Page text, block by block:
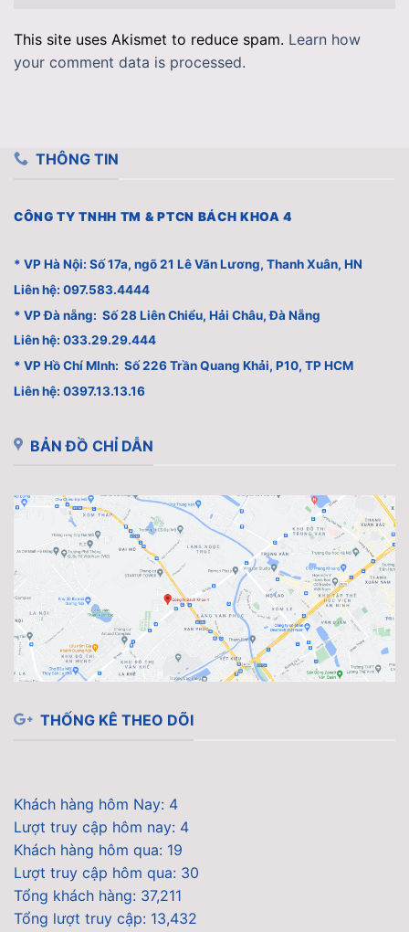
This site uses Akismet to reduce spam. Learn how
your comment data is processed.
THÔNG TIN
CÔNG TY TNHH TM & PTCN BÁCH KHOA 4
* VP Hà Nội: Số 17a, ngõ 21 Lê Văn Lương, Thanh Xuân, HN
Liên hệ: 097.583.4444
* VP Đà nẵng: Số 28 Liên Chiểu, Hải Châu, Đà Nẵng
Liên hệ: 033.29.29.444
* VP Hồ Chí MInh: Số 226 Trần Quang Khải, P10, TP HCM
Liên hệ: 0397.13.13.16
BẢN ĐỒ CHỈ DẪN
THỐNG KÊ THEO DÕI
Khách hàng hôm Nay: 4
Lượt truy cập hôm nay: 4
Khách hàng hôm qua: 19
Lượt truy cập hôm qua: 30
Tổng khách hàng: 37,211
Tổng lượt truy cập: 13,432